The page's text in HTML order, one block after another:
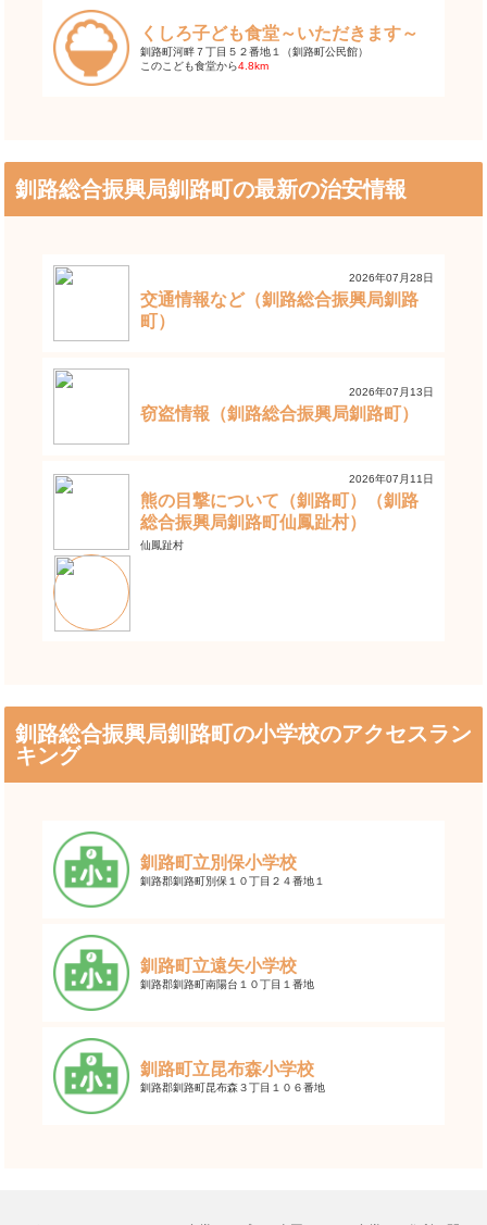
くしろ子ども食堂～いただきます～
釧路町河畔７丁目５２番地１（釧路町公民館）
このこども食堂から4.8km
釧路総合振興局釧路町の最新の治安情報
2026年07月28日
交通情報など（釧路総合振興局釧路
町）
2026年07月13日
窃盗情報（釧路総合振興局釧路町）
2026年07月11日
熊の目撃について（釧路町）（釧路
総合振興局釧路町仙鳳趾村）
仙鳳趾村
釧路総合振興局釧路町の小学校のアクセスラン
キング
釧路町立別保小学校
釧路郡釧路町別保１０丁目２４番地１
釧路町立遠矢小学校
釧路郡釧路町南陽台１０丁目１番地
釧路町立昆布森小学校
釧路郡釧路町昆布森３丁目１０６番地